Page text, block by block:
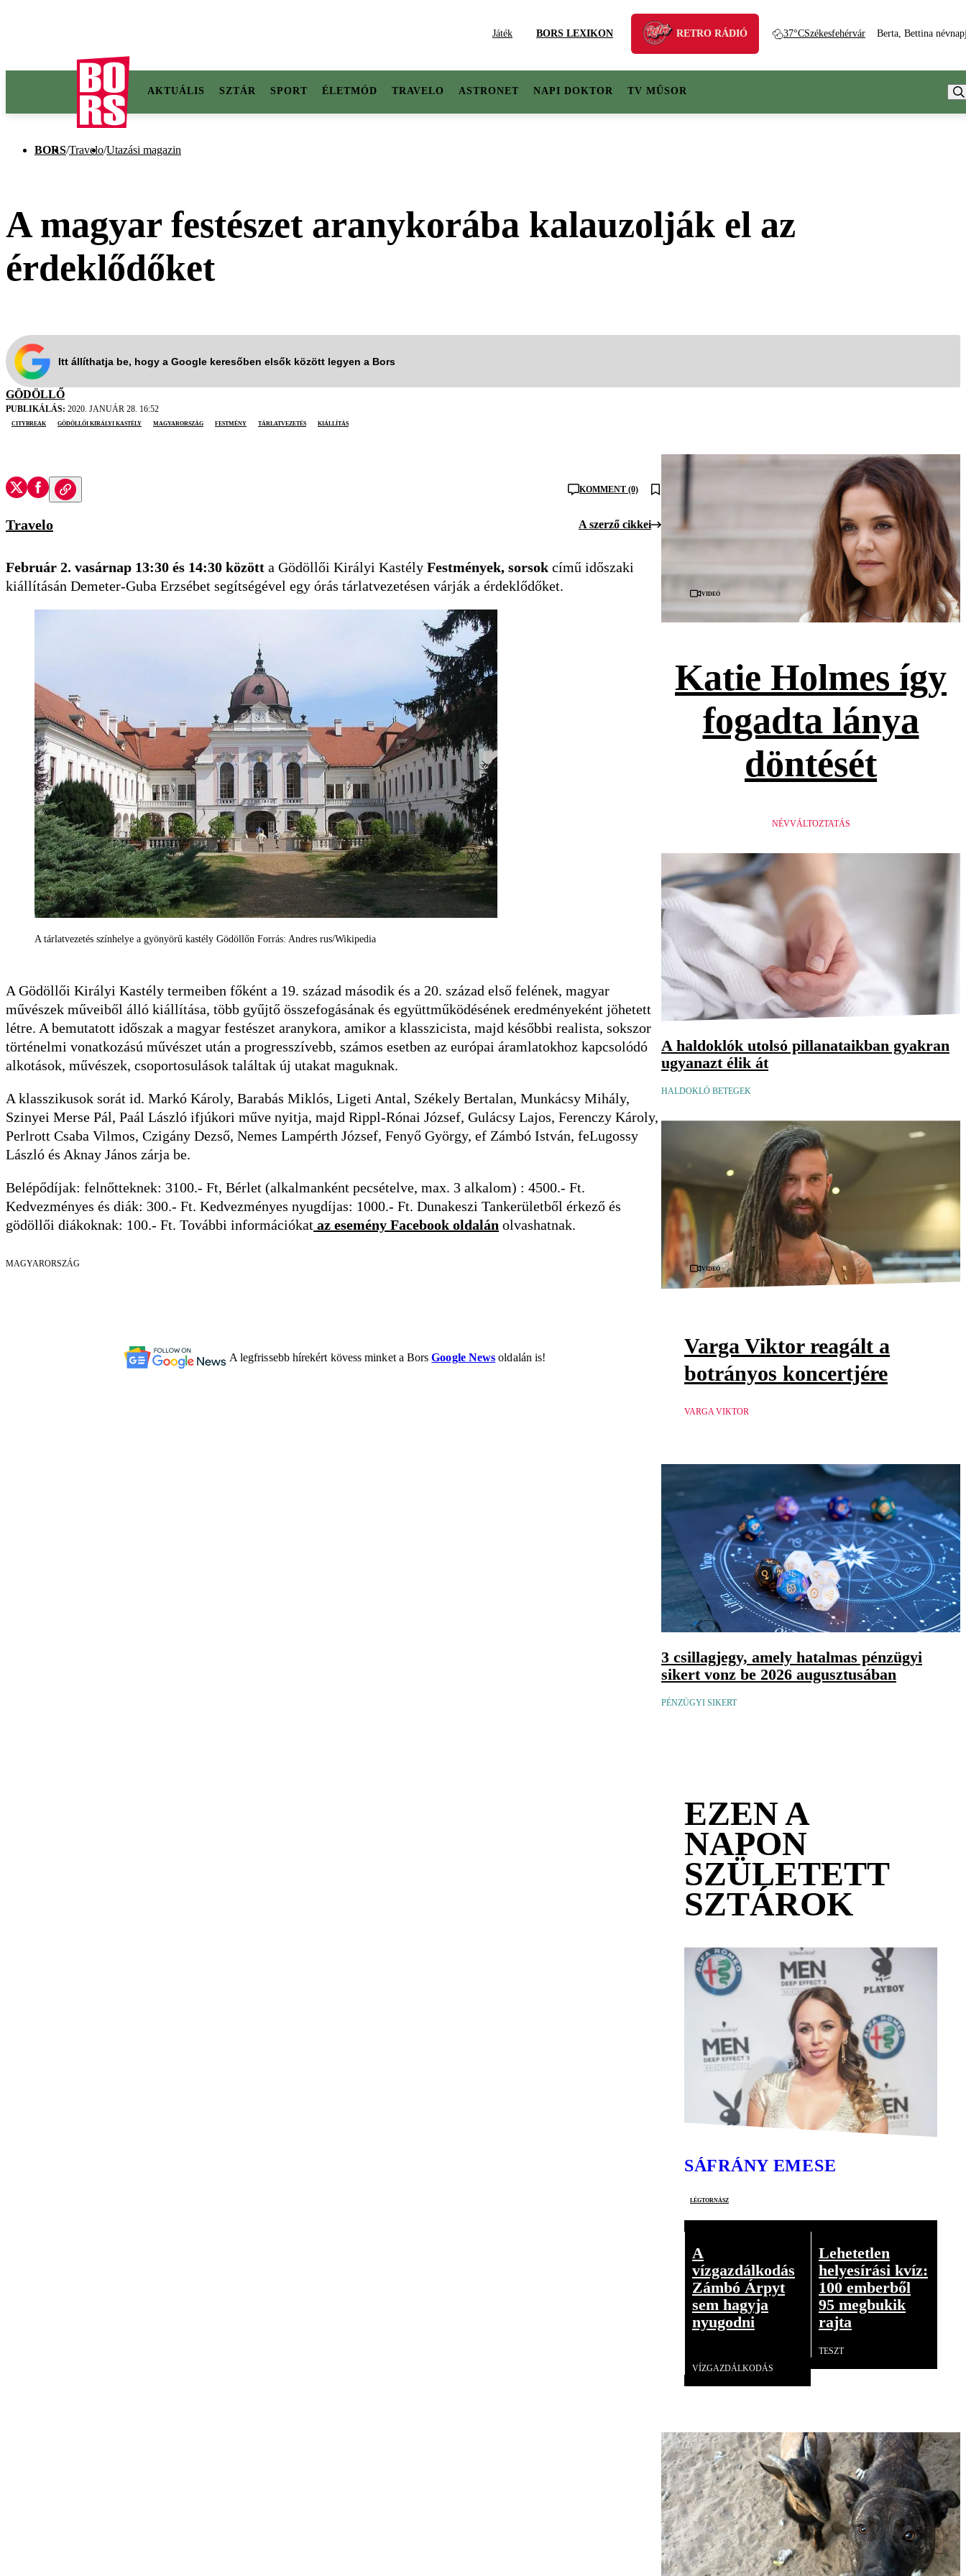
Játék BORS LEXIKON RETRO RÁDIÓ 37°CSzékesfehérvár Berta, Bettina
AKTUÁLIS SZTÁR SPORT ÉLETMÓD TRAVELO ASTRONET NAPI DOKTOR TV MŰSOR
BORS/Travelo/Utazási magazin
A magyar festészet aranykorába kalauzolják el az
érdeklődőket
Itt állíthatja be, hogy a Google keresőben elsők között legyen a Bors
GÖDÖLLŐ
PUBLIKÁLÁS: 2020. JANUÁR 28. 16:52
citybreak
Gödöllői Királyi Kastély Magyarország festmény tárlatvezetés kiállítás
KOMMENT (0)
Travelo A szerző cikkei
Február 2. vasárnap 13:30 és 14:30 között a Gödöllői Királyi Kastély Festmények, sorsok című időszaki
kiállításán Demeter-Guba Erzsébet segítségével egy órás tárlatvezetésen várják a érdeklődőket.
A tárlatvezetés színhelye a gyönyörű kastély Gödöllőn Forrás: Andres rus/Wikipedia
A Gödöllői Királyi Kastély termeiben főként a 19. század második és a 20. század első felének, magyar
művészek műveiből álló kiállítása, több gyűjtő összefogásának és együttműködésének eredményeként jöhetett
létre. A bemutatott időszak a magyar festészet aranykora, amikor a klasszicista, majd későbbi realista, sokszor
történelmi vonatkozású művészet után a progresszívebb, számos esetben az európai áramlatokhoz kapcsolódó
alkotások, művészek, csoportosulások találtak új utakat maguknak.
A klasszikusok sorát id. Markó Károly, Barabás Miklós, Ligeti Antal, Székely Bertalan, Munkácsy Mihály,
Szinyei Merse Pál, Paál László ifjúkori műve nyitja, majd Rippl-Rónai József, Gulácsy Lajos, Ferenczy Károly,
Perlrott Csaba Vilmos, Czigány Dezső, Nemes Lampérth József, Fenyő György, ef Zámbó István, feLugossy
László és Aknay János zárja be.
Belépődíjak: felnőtteknek: 3100.- Ft, Bérlet (alkalmanként pecsételve, max. 3 alkalom) : 4500.- Ft.
Kedvezményes és diák: 300.- Ft. Kedvezményes nyugdíjas: 1000.- Ft. Dunakeszi Tankerületből érkező és
gödöllői diákoknak: 100.- Ft. További információkat az esemény Facebook oldalán olvashatnak.
MAGYARORSZÁG
A legfrissebb hírekért kövess minket a BorsGoogle News oldalán is!
Videó
Katie Holmes így
fogadta lánya
döntését
NÉVVÁLTOZTATÁS
A haldoklók utolsó pillanataikban gyakran
ugyanazt élik át
HALDOKLÓ BETEGEK
Videó
Varga Viktor reagált a
botrányos koncertjére
VARGA VIKTOR
3 csillagjegy, amely hatalmas pénzügyi
sikert vonz be 2026 augusztusában
PÉNZÜGYI SIKERT
EZEN A
NAPON
SZÜLETETT
SZTÁROK
SÁFRÁNY EMESE
légtornász
A
vízgazdálkodás
Zámbó Árpyt
sem hagyja
nyugodni
VÍZGAZDÁLKODÁS
Lehetetlen
helyesírási kvíz:
100 emberből
95 megbukik
rajta
TESZT